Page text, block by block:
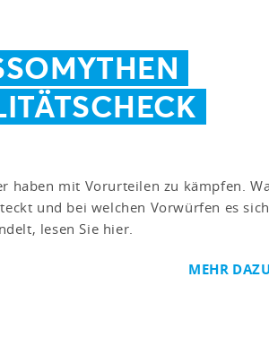
haben mit Vorurteilen zu kämpfen.
und bei welchen Vorwürfen es
lesen Sie hier.
MEHR DAZU